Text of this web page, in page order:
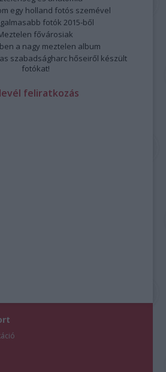
egy holland fotós szemével
fotók 2015-ből
fővárosiak
a nagy meztelen album
szabadságharc hőseiről készült
fotókat!
feliratkozás